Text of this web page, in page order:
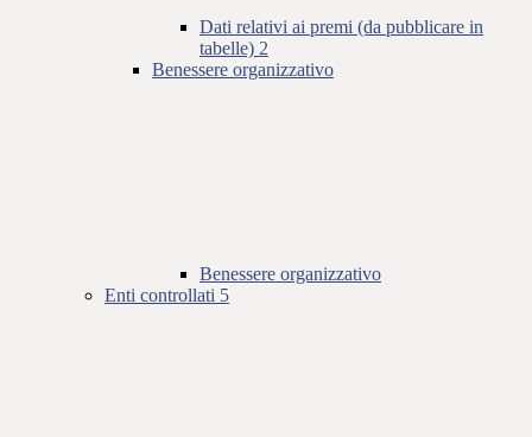
Dati relativi ai premi (da pubblicare in
tabelle) 2
Benessere organizzativo
Benessere organizzativo
Enti controllati 5